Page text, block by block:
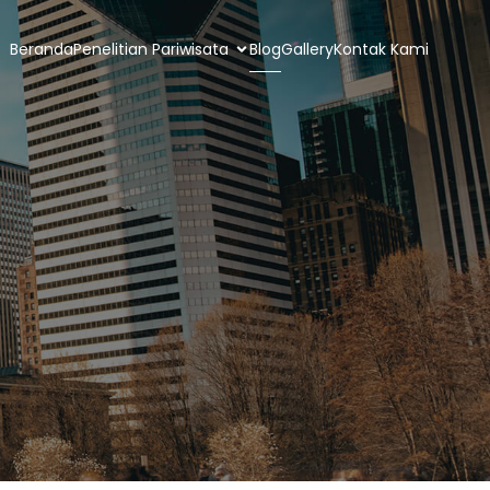
BerandaPenelitian Pariwisata BlogGalleryKontak Kami